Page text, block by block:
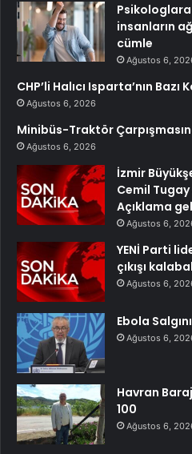
insanların
cümle
Ağustos 6,
CHP’li Halıcı Isparta’nın
Ağustos 6, 2026
Minibüs-Traktör
Ağustos 6, 2026
İzmir
Cemil Tugay
Açıklama
Ağustos 6,
YENİ Parti
çıkışı
Ağustos 6,
Ebola
Ağustos 6,
Havran
100
Ağustos 6,